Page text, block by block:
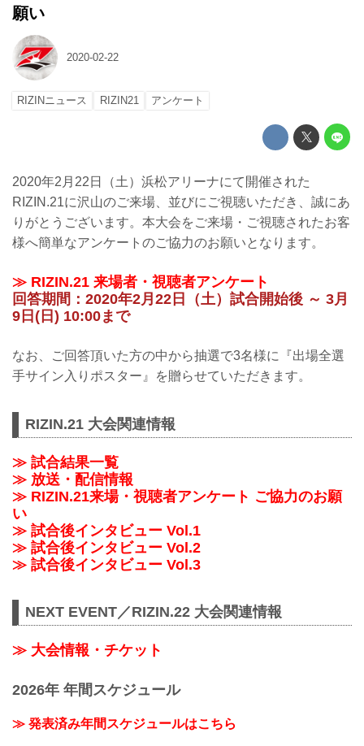
願い
2020-02-22
RIZINニュース RIZIN21 アンケート
2020年2月22日（土）浜松アリーナにて開催された
RIZIN.21に沢山のご来場、並びにご視聴いただき、誠にあ
りがとうございます。本大会をご来場・ご視聴されたお客
様へ簡単なアンケートのご協力のお願いとなります。
≫ RIZIN.21 来場者・視聴者アンケート
回答期間：2020年2月22日（土）試合開始後 ～ 3月
9日(日) 10:00まで
なお、ご回答頂いた方の中から抽選で3名様に『出場全選
手サイン入りポスター』を贈らせていただきます。
RIZIN.21 大会関連情報
≫ 試合結果一覧
≫ 放送・配信情報
≫ RIZIN.21来場・視聴者アンケート ご協力のお願
い
≫ 試合後インタビュー Vol.1
≫ 試合後インタビュー Vol.2
≫ 試合後インタビュー Vol.3
NEXT EVENT／RIZIN.22 大会関連情報
≫ 大会情報・チケット
2026年 年間スケジュール
≫ 発表済み年間スケジュールはこちら